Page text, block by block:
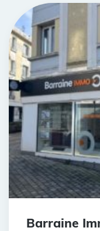
Barraine